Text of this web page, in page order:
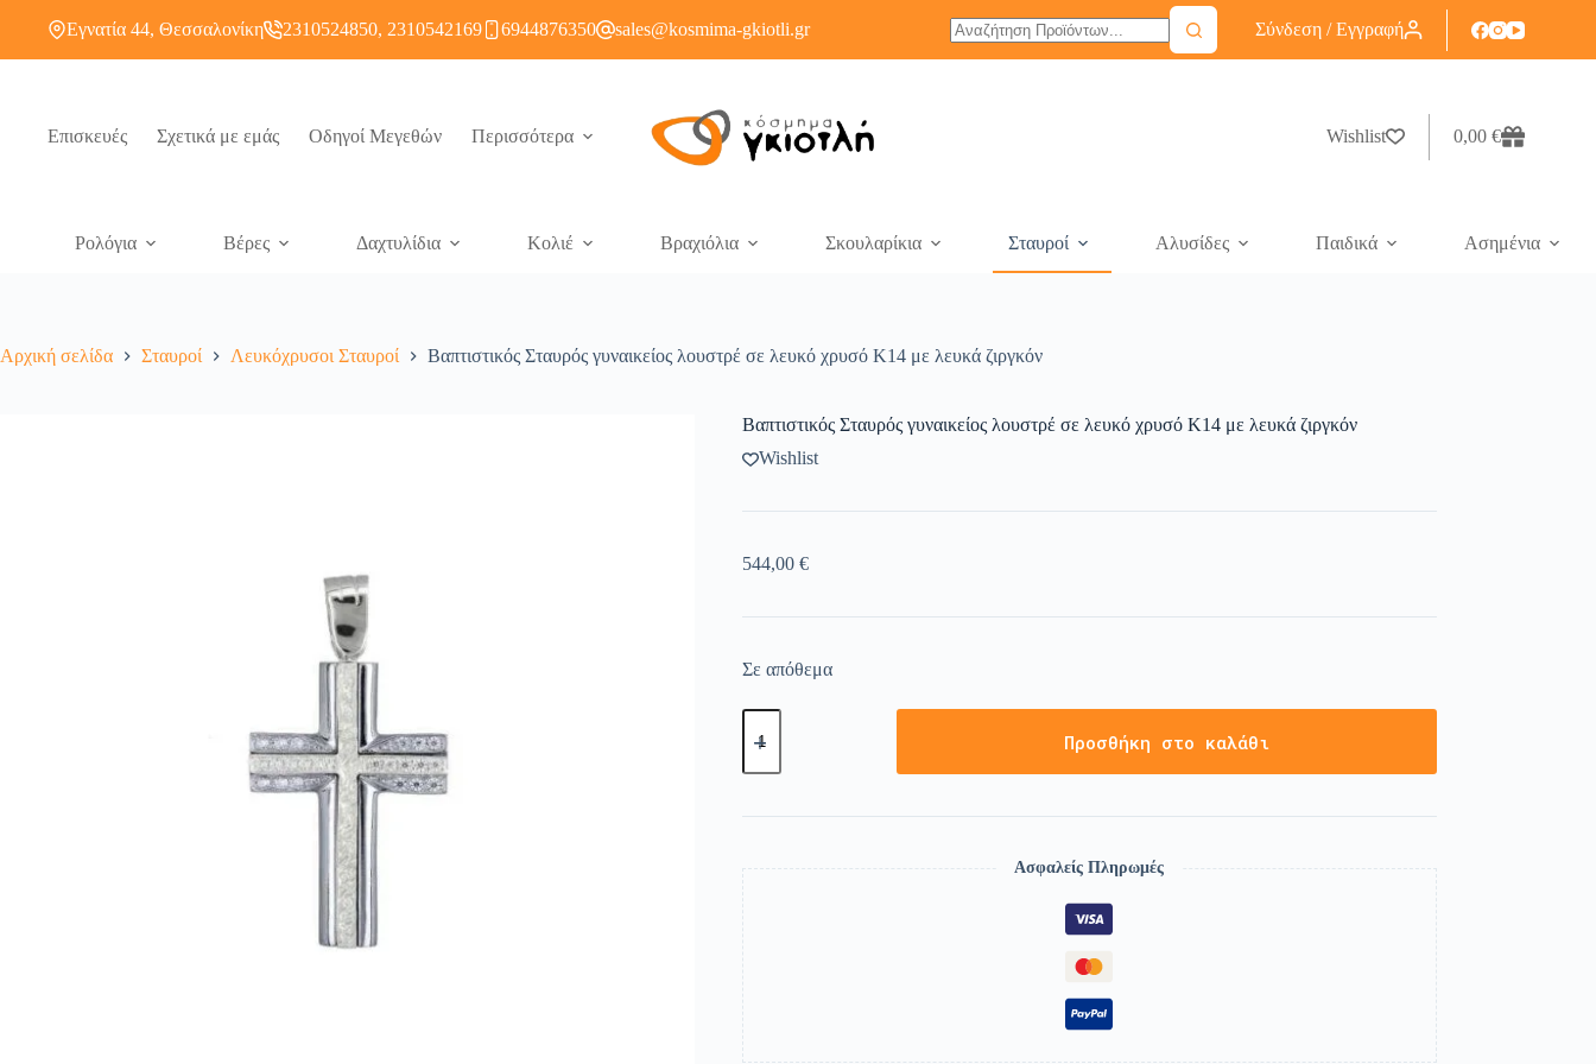
Εγνατία 44, Θεσσαλονίκη 2310524850, 2310542169 6944876350 sales@kosmima-gkiotli.gr Σύνδεση / Εγγραφή
Επισκευές Σχετικά με εμάς Οδηγοί Μεγεθών Περισσότερα Wishlist 0,00 €
Ρολόγια Βέρες Δαχτυλίδια Κολιέ Βραχιόλια Σκουλαρίκια Σταυροί Αλυσίδες Παιδικά Ασημένια
Αρχική σελίδα Σταυροί Λευκόχρυσοι Σταυροί Βαπτιστικός Σταυρός γυναικείος λουστρέ σε λευκό χρυσό K14 με λευκά ζιργκόν
Βαπτιστικός Σταυρός γυναικείος λουστρέ σε λευκό χρυσό K14 με λευκά ζιργκόν
Wishlist
544,00 €
Σε απόθεμα
Προσθήκη στο καλάθι
Ασφαλείς Πληρωμές